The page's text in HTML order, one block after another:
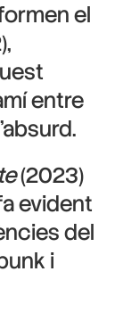
el
entre
(2023)
evident
del
i